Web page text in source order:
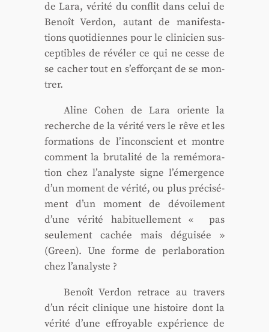
de Lara, véri­té du conflit dans celui de
Benoît Ver­don, autant de mani­fes­ta­
tions quo­ti­diennes pour le cli­ni­cien sus­
cep­tibles de révé­ler ce qui ne cesse de
se cacher tout en s’efforçant de se mon­
trer.
Aline Cohen de Lara oriente la
recherche de la véri­té vers le rêve et les
for­ma­tions de l’inconscient et montre
com­ment la bru­ta­li­té de la remé­mo­ra­
tion chez l’analyste signe l’émergence
d’un moment de véri­té, ou plus pré­ci­sé­
ment d’un moment de dévoi­le­ment
d’une véri­té habi­tuel­le­ment « pas
seule­ment cachée mais dégui­sée »
(Green). Une forme de per­la­bo­ra­tion
chez l’analyste ?
Benoît Ver­don retrace au tra­vers
d’un récit cli­nique une his­toire dont la
véri­té d’une effroyable expé­rience de